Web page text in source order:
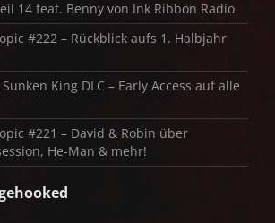
14 feat. Benny von Ink Ribbon Radio
#222 – Rückblick aufs 1. Halbjahr
King DLC – Early Access auf alle
#221 – David & Robin über
He-Man & mehr!